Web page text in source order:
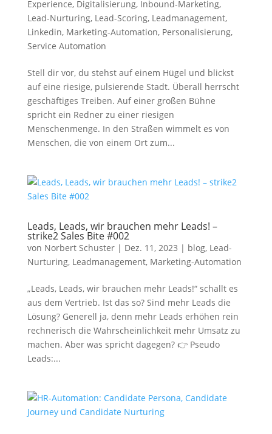
Experience, Digitalisierung, Inbound-Marketing,
Lead-Nurturing, Lead-Scoring, Leadmanagement,
Linkedin, Marketing-Automation, Personalisierung,
Service Automation
Stell dir vor, du stehst auf einem Hügel und blickst
auf eine riesige, pulsierende Stadt. Überall herrscht
geschäftiges Treiben. Auf einer großen Bühne
spricht ein Redner zu einer riesigen
Menschenmenge. In den Straßen wimmelt es von
Menschen, die von einem Ort zum...
Leads, Leads, wir brauchen mehr Leads! –
strike2 Sales Bite #002
von Norbert Schuster| Dez. 11, 2023 | blog, Lead-
Nurturing, Leadmanagement, Marketing-Automation
„Leads, Leads, wir brauchen mehr Leads!“ schallt es
aus dem Vertrieb. Ist das so? Sind mehr Leads die
Lösung? Generell ja, denn mehr Leads erhöhen rein
rechnerisch die Wahrscheinlichkeit mehr Umsatz zu
machen. Aber was spricht dagegen? 👉 Pseudo
Leads:...